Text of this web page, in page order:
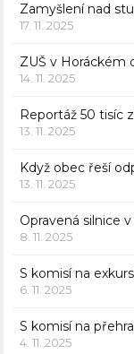
Zamyšlení nad
17. 11. 2025
ZUŠ v Horáckém
14. 11. 2025
Reportáž 50 tisíc
13. 11. 2025
Když obec řeší
13. 11. 2025
Opravená silnice
8. 11. 2025
S komisí na
6. 11. 2025
S komisí na
4. 11. 2025